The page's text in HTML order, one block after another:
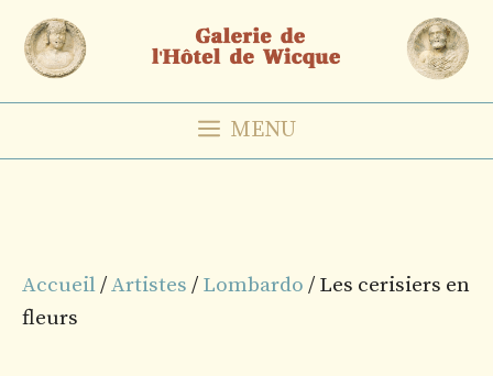
Aller
contenu
MENU
Accueil/Artistes / Lombardo / Les cerisiers en
fleurs